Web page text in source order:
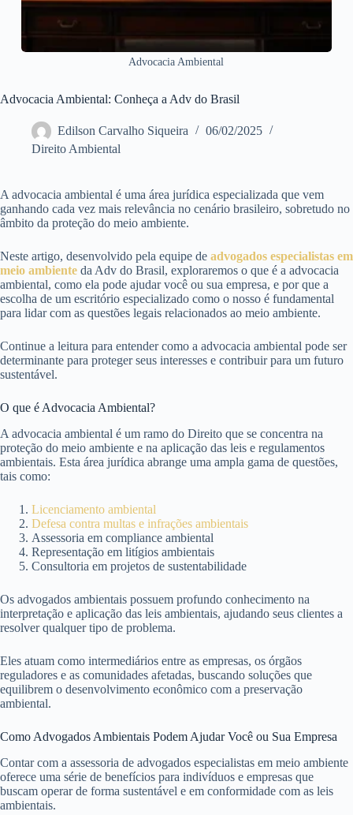
Advocacia Ambiental
Advocacia Ambiental: Conheça a Adv do Brasil
Edilson Carvalho Siqueira
06/02/2025
Direito Ambiental
A advocacia ambiental é uma área jurídica especializada que vem
ganhando cada vez mais relevância no cenário brasileiro, sobretudo no
âmbito da proteção do meio ambiente.
Neste artigo, desenvolvido pela equipe de advogados especialistas em
meio ambiente da Adv do Brasil, exploraremos o que é a advocacia
ambiental, como ela pode ajudar você ou sua empresa, e por que a
escolha de um escritório especializado como o nosso é fundamental
para lidar com as questões legais relacionados ao meio ambiente.
Continue a leitura para entender como a advocacia ambiental pode ser
determinante para proteger seus interesses e contribuir para um futuro
sustentável.
O que é Advocacia Ambiental?
A advocacia ambiental é um ramo do Direito que se concentra na
proteção do meio ambiente e na aplicação das leis e regulamentos
ambientais. Esta área jurídica abrange uma ampla gama de questões,
tais como:
Licenciamento ambiental
Defesa contra multas e infrações ambientais
Assessoria em compliance ambiental
Representação em litígios ambientais
Consultoria em projetos de sustentabilidade
Os advogados ambientais possuem profundo conhecimento na
interpretação e aplicação das leis ambientais, ajudando seus clientes a
resolver qualquer tipo de problema.
Eles atuam como intermediários entre as empresas, os órgãos
reguladores e as comunidades afetadas, buscando soluções que
equilibrem o desenvolvimento econômico com a preservação
ambiental.
Como Advogados Ambientais Podem Ajudar Você ou Sua Empresa
Contar com a assessoria de advogados especialistas em meio ambiente
oferece uma série de benefícios para indivíduos e empresas que
buscam operar de forma sustentável e em conformidade com as leis
ambientais.